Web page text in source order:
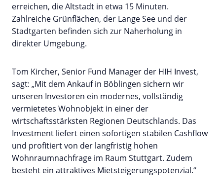
erreichen, die Altstadt in etwa 15 Minuten.
Zahlreiche Grünflächen, der Lange See und der
Stadtgarten befinden sich zur Naherholung in
direkter Umgebung.
Tom Kircher, Senior Fund Manager der HIH Invest,
sagt: „Mit dem Ankauf in Böblingen sichern wir
unseren Investoren ein modernes, vollständig
vermietetes Wohnobjekt in einer der
wirtschaftsstärksten Regionen Deutschlands. Das
Investment liefert einen sofortigen stabilen Cashflow
und profitiert von der langfristig hohen
Wohnraumnachfrage im Raum Stuttgart. Zudem
besteht ein attraktives Mietsteigerungspotenzial.“